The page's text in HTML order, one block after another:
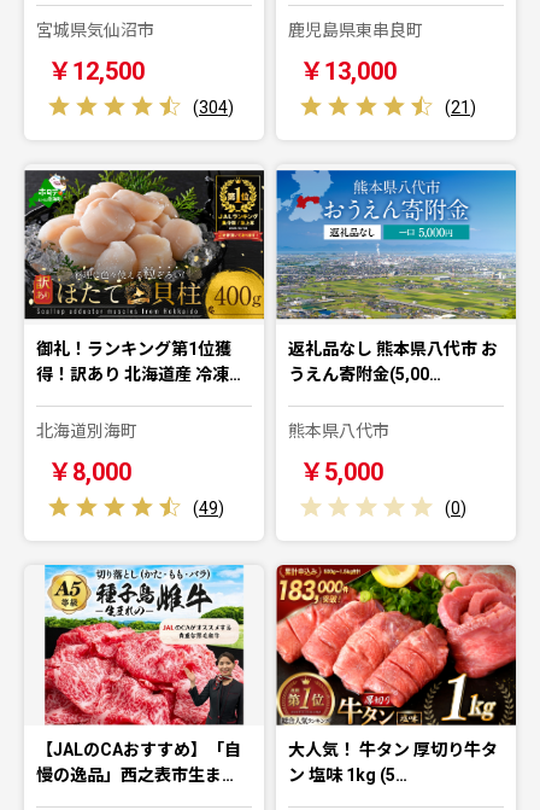
宮城県気仙沼市
￥12,500
(304)
鹿児島県東串良町
￥13,000
(21)
御礼！ランキング第1位獲
得！訳あり 北海道産 冷凍…
北海道別海町
￥8,000
(49)
返礼品なし 熊本県八代市 お
うえん寄附金(5,00…
熊本県八代市
￥5,000
(0)
【JALのCAおすすめ】「自
慢の逸品」西之表市生ま…
大人気！ 牛タン 厚切り牛タ
ン 塩味 1kg (5…